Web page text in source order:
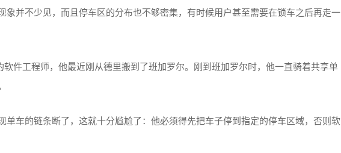
象并不少见，而且停车区的分布也不够密集，有时候用户甚至需要在锁车之后再走一
件工程师，他最近刚从德里搬到了班加罗尔。刚到班加罗尔时，他一直骑着共享单
单车的链条断了，这就十分尴尬了：他必须得先把车子停到指定的停车区域，否则软